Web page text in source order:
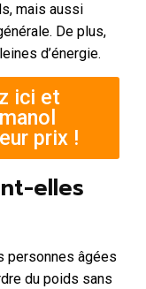
mais aussi
De plus,
d’énergie.
ici et
prix !
elles
personnes âgées
du poids sans